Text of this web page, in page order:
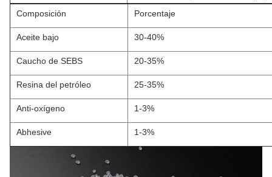
Composición
Porcentaje
Aceite bajo 30-40%
Caucho de SEBS 20-35%
Resina del petróleo 25-35%
Anti-oxígeno 1-3%
Abhesive 1-3%